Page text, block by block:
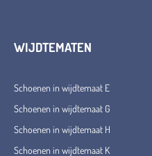
WIJDTEMATEN
Schoenen in wijdtemaat E
Schoenen in wijdtemaat G
Schoenen in wijdtemaat H
Schoenen in wijdtemaat K